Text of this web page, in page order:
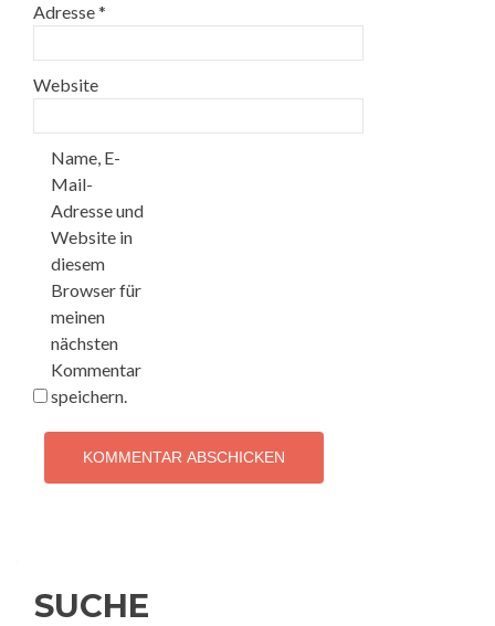
Adresse*
Website
Name, E-
Mail-
Adresse und
Website in
diesem
Browser für
meinen
nächsten
Kommentar
speichern.
SUCHE